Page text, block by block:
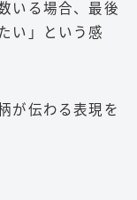
いる場合、最後
い」という感
が伝わる表現を